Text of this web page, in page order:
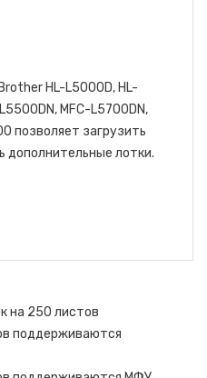
HL-L5000D, HL-
MFC-L5700DN,
позволяет загрузить
дополнительные лотки.
на 250 листов
поддерживаются